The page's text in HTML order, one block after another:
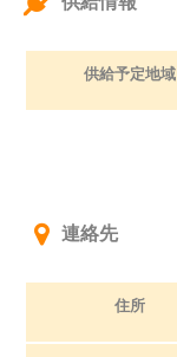
供給予定地域
連絡先
住所